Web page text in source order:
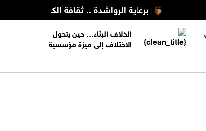
برعاية الرواشدة .. ثقافة الكرك تنظم
الخلاف البنّاء… حين يتحول
الاختلاف إلى ميزة مؤسسية